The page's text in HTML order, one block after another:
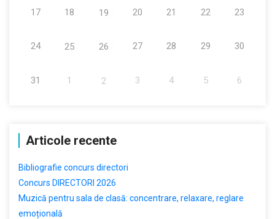
17 18 19 20 21 22 23
24 25 26 27 28 29 30
31 1 2 3 4 5 6
Articole recente
Bibliografie concurs directori
Concurs DIRECTORI 2026
Muzică pentru sala de clasă: concentrare, relaxare, reglare
emoțională